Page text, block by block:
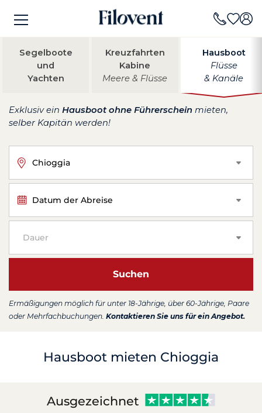
Segelboote
und
Yachten
Kreuzfahrten
Kabine
Meere & Flüsse
Hausboot
Flüsse
& Kanäle
Exklusiv ein Hausboot ohne Führerschein mieten,
selber Kapitän werden!
Chioggia
Datum der Abreise
Dauer
Suchen
Ermäßigungen möglich für unter 18-Jährige, über 60-Jährige, Paare
oder Mehrfachbuchungen. Kontaktieren Sie uns für ein Angebot.
Hausboot mieten Chioggia
Ausgezeichnet